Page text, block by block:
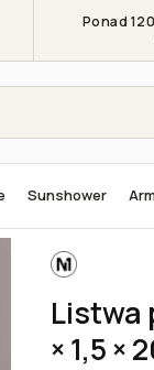
Ponad
Sunshower
poliuretanowe
Listwa
× 1,5 ×